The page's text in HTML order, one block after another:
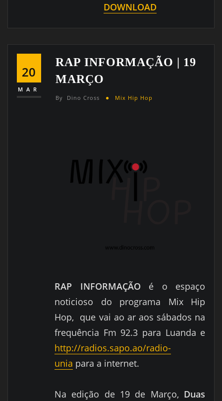
DOWNLOAD
20
MAR
RAP INFORMAÇÃO | 19
MARÇO
By Dino Cross Mix Hip Hop
RAP INFORMAÇÃO é o espaço
noticioso do programa Mix Hip
Hop, que vai ao ar aos sábados na
frequência Fm 92.3 para Luanda e
http://radios.sapo.ao/radio-
unia para a internet.
Na edição de 19 de Março, Duas